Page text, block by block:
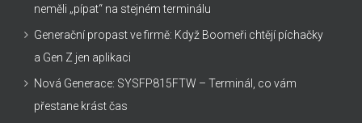
neměli „pípat“ na stejném terminálu
Generační propast ve firmě: Když Boomeři chtějí píchačky
a Gen Z jen aplikaci
Nová Generace: SYSFP815FTW – Terminál, co vám
přestane krást čas